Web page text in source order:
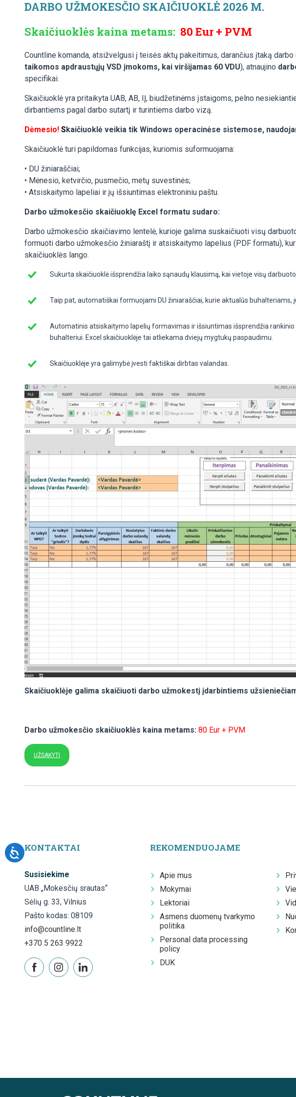
DARBO UŽMOKESČIO SKAIČIUOKLĖ 2026 M.
Skaičiuoklės kaina metams: 80 Eur + PVM
Countline komanda, atsižvelgusi į teisės aktų pakeitimus, darančius įtaką
taikomos apdraustųjų VSD įmokoms, kai viršijamas 60 VDU), atnaujino
specifikai.
Skaičiuoklė yra pritaikyta UAB, AB, IĮ, biudžetinėms įstaigoms, pelno
dirbantiems pagal darbo sutartį ir turintiems darbo vizą.
Dėmesio! Skaičiuoklė veikia tik Windows operacinėse sistemose,
Skaičiuoklė turi papildomas funkcijas, kuriomis suformuojama:
• DU žiniaraščiai;
• Mėnesio, ketvirčio, pusmečio, metų suvestinės;
• Atsiskaitymo lapeliai ir jų išsiuntimas elektroniniu paštu.
Darbo užmokesčio skaičiuoklę Excel formatu sudaro:
Darbo užmokesčio skaičiavimo lentelė, kurioje galima suskaičiuoti visų
formuoti darbo užmokesčio žiniaraštį ir atsiskaitymo lapelius (PDF formatu),
skaičiuoklės lango.
Sukurta skaičiuoklė išsprendžia laiko sąnaudų klausimą, kai vietoje visų
Taip pat, automatiškai formuojami DU žiniaraščiai, kurie aktualūs buhalteriams,
Automatinis atsiskaitymo lapelių formavimas ir išsiuntimas išsprendžia
buhalteriui. Excel skaičiuoklėje tai atliekama dviejų mygtukų paspaudimu.
Skaičiuoklėje yra galimybė įvesti faktiškai dirbtas valandas.
Skaičiuoklėje galima skaičiuoti darbo užmokestį įdarbintiems
Darbo užmokesčio skaičiuoklės kaina metams: 80 Eur + PVM
UŽSAKYTI
KONTAKTAI
Susisiekime
UAB „Mokesčių srautas“
Sėlių g. 33, Vilnius
Pašto kodas: 08109
info@countline.lt
+370 5 263 9922
REKOMENDUOJAME
Apie mus
Mokymai
Lektoriai
Asmens duomenų tvarkymo
politika
Personal data processing
policy
DUK